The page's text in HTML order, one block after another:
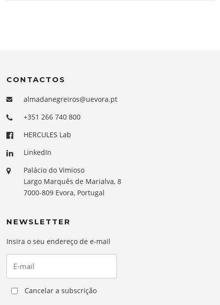
CONTACTOS
almadanegreiros@uevora.pt
+351 266 740 800
HERCULES Lab
LinkedIn
Palácio do Vimioso
Largo Marquês de Marialva, 8
7000-809 Evora, Portugal
NEWSLETTER
Insira o seu endereço de e-mail
Cancelar a subscrição